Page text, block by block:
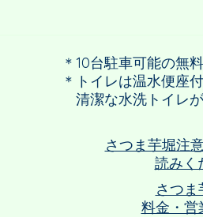
＊10台駐車可能の無
＊トイレは温水便座
清潔な水洗トイレが
さつま芋堀注
読みく
さつま
料金・営